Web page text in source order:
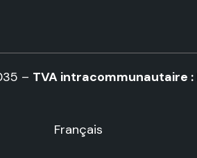
– TVA intracommunautaire :
Français